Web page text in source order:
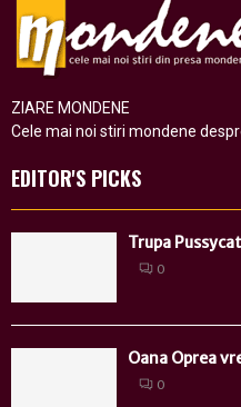
ZIARE MONDENE
Cele mai noi stiri mondene
EDITOR'S PICKS
Trupa
0
Oana Oprea
0